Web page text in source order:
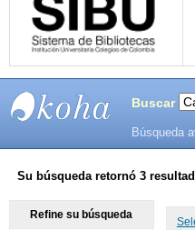
SISTEMAS
DE
Buscar
Búsqueda
Su búsqueda retornó 3
Refine su búsqueda